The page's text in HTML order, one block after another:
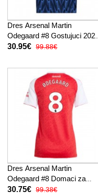
Dres Arsenal Martin
Odegaard #8 Gostujuci 2025-
26 Kratak Rukav
30.95€ 99.88€
Dres Arsenal Martin
Odegaard #8 Domaci za
Žensko 2025-26 Kratak
30.75€ 99.38€